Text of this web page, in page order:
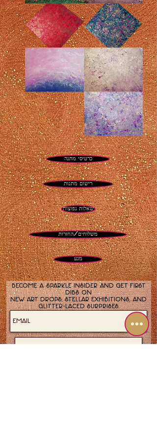
סילו
דה
לאס
רוסאס
חולם
קצה
גן
עדן
אני
תמיד
נוצץ
אני
זוכה
בזה
היא
המשיכה
כוכב
זוהר
כרטיסי מתנה
רישום מתנות
שאלות נפוצות
משלוחים/החזרות
מגע
Become a sparkle insider and get first
dibs on
new art drops, stellar exhibitions, and
glitter-laced surprises.